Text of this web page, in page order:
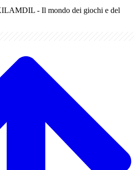
- Il mondo dei giochi e del